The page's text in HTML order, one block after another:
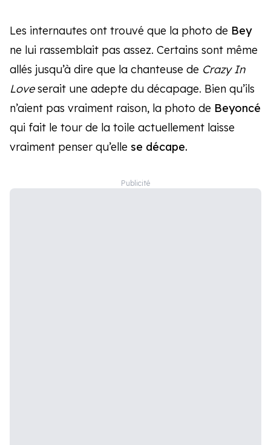
Les internautes ont trouvé que la photo de Bey
ne lui rassemblait pas assez. Certains sont même
allés jusqu’à dire que la chanteuse de Crazy In
Loveserait une adepte du décapage. Bien qu’ils
n’aient pas vraiment raison, la photo de Beyoncé
qui fait le tour de la toile actuellement laisse
vraiment penser qu’elle se décape.